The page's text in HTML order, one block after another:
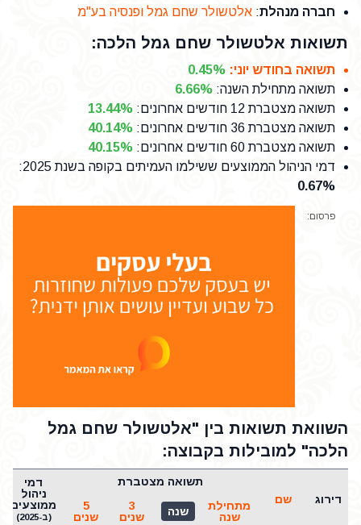
חברה מנהלת: אלטשולר שחם גמל ופנסיה בע"מ
תשואות אלטשולר שחם גמל הלכה:
תשואה בחודש יוני:
0.45%
תשואה מתחילת השנה:
6.66%
תשואה מצטברת 12 חודשים אחרונים
:
13.44%
תשואה מצטברת 36 חודשים אחרונים
:
40.14%
תשואה מצטברת 60 חודשים אחרונים
:
40.15%
דמי הניהול הממוצעים ששילמו העמיתים בקופה בשנת 2025
:
0.67%
פרסום:
השוואת תשואות בין "אלטשולר שחם גמל
הלכה" למובילות בקבוצה:
דירוג שם
תשואה מצטברת
דמי
ניהול
ממוצעים
(ב-2025)
מתחילת
שנה
שנה
3
שנים
5
שנים